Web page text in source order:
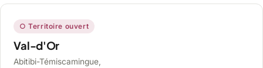
○ Territoire ouvert
Val-d'Or
Abitibi-Témiscamingue,